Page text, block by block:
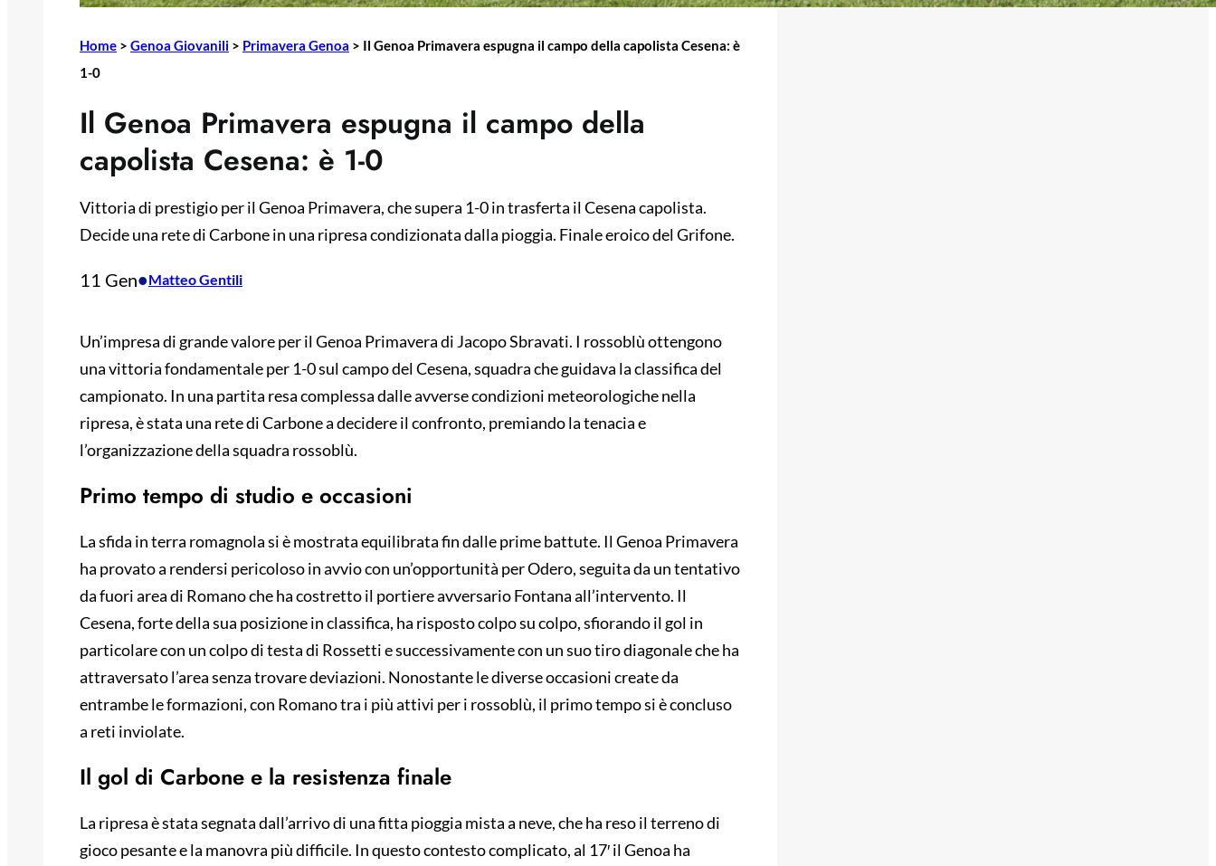
Home > Genoa Giovanili > Primavera Genoa > Il Genoa Primavera espugna il campo della capolista Cesena: è
1-0
Il Genoa Primavera espugna il campo della
capolista Cesena: è 1-0
Vittoria di prestigio per il Genoa Primavera, che supera 1-0 in trasferta il Cesena capolista.
Decide una rete di Carbone in una ripresa condizionata dalla pioggia. Finale eroico del Grifone.
11 Gen•Matteo Gentili
Un’impresa di grande valore per il Genoa Primavera di Jacopo Sbravati. I rossoblù ottengono
una vittoria fondamentale per 1-0 sul campo del Cesena, squadra che guidava la classifica del
campionato. In una partita resa complessa dalle avverse condizioni meteorologiche nella
ripresa, è stata una rete di Carbone a decidere il confronto, premiando la tenacia e
l’organizzazione della squadra rossoblù.
Primo tempo di studio e occasioni
La sfida in terra romagnola si è mostrata equilibrata fin dalle prime battute. Il Genoa Primavera
ha provato a rendersi pericoloso in avvio con un’opportunità per Odero, seguita da un tentativo
da fuori area di Romano che ha costretto il portiere avversario Fontana all’intervento. Il
Cesena, forte della sua posizione in classifica, ha risposto colpo su colpo, sfiorando il gol in
particolare con un colpo di testa di Rossetti e successivamente con un suo tiro diagonale che ha
attraversato l’area senza trovare deviazioni. Nonostante le diverse occasioni create da
entrambe le formazioni, con Romano tra i più attivi per i rossoblù, il primo tempo si è concluso
a reti inviolate.
Il gol di Carbone e la resistenza finale
La ripresa è stata segnata dall’arrivo di una fitta pioggia mista a neve, che ha reso il terreno di
gioco pesante e la manovra più difficile. In questo contesto complicato, al 17′ il Genoa ha